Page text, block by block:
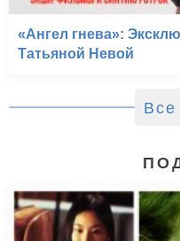
«Ангел гнева»:
Татьяной Невой
Все